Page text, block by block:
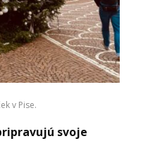
v Pise.
svoje